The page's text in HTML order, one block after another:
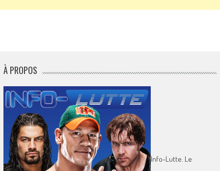
À PROPOS
Info-Lutte. Le